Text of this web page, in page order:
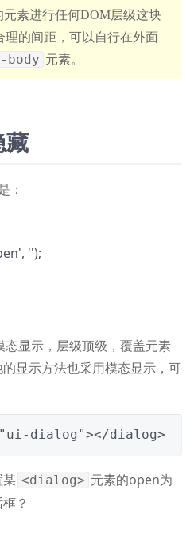
元素进行任何DOM层级这块
理的间距，可以自行在外面
元素。
藏
：
'');
显示，层级顶级，覆盖元素
显示方法也采用模态显示，可
dialog"></dialog>
某 <dialog> 元素的open为
？